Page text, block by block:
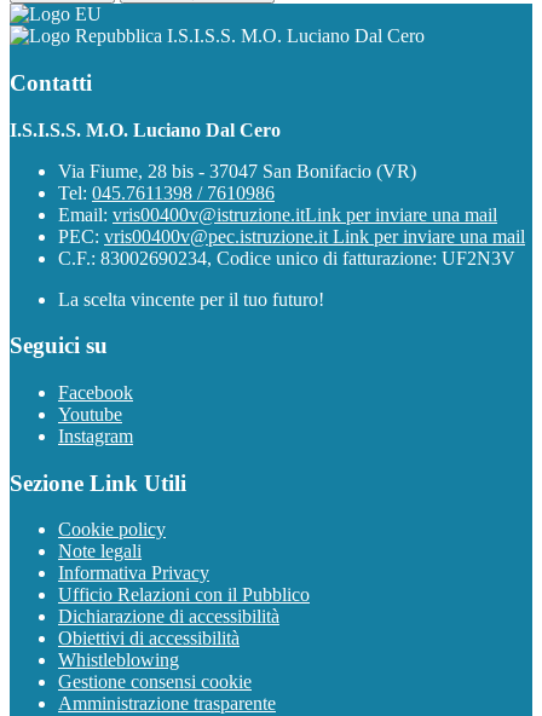
I.S.I.S.S. M.O. Luciano Dal Cero
Contatti
I.S.I.S.S. M.O. Luciano Dal Cero
Via Fiume, 28 bis - 37047 San Bonifacio (VR)
Tel: 045.7611398 / 7610986
Email: vris00400v@istruzione.itLink per inviare una mail
PEC: vris00400v@pec.istruzione.it Link per inviare una mail
C.F.: 83002690234, Codice unico di fatturazione: UF2N3V
La scelta vincente per il tuo futuro!
Seguici su
Facebook
Youtube
Instagram
Sezione Link Utili
Cookie policy
Note legali
Informativa Privacy
Ufficio Relazioni con il Pubblico
Dichiarazione di accessibilità
Obiettivi di accessibilità
Whistleblowing
Gestione consensi cookie
Amministrazione trasparente